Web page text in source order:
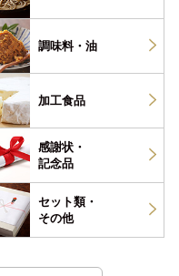
調味料・ 油
加工食品
感謝状・
記念品
セット類・
その他